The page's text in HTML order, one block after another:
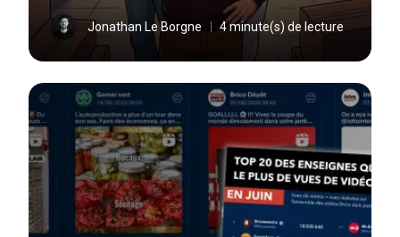
Jonathan Le Borgne 4 minute(s) de lecture